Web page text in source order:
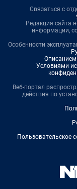
Связаться с
Редакция сайта
информации,
Особенности
Условиями
Веб-портал
действия по
Пользовательское